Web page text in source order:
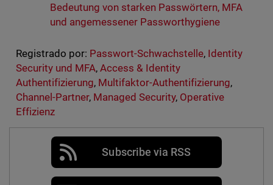
Bedeutung von starken Passwörtern, MFA
und angemessener Passworthygiene
Registrado por: Passwort-Schwachstelle, Identity
Security und MFA, Access & Identity
Authentifizierung, Multifaktor-Authentifizierung,
Channel-Partner, Managed Security, Operative
Effizienz
Subscribe via RSS